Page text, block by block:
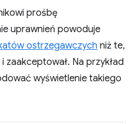
prośbę
uprawnień powoduje
ostrzegawczych niż te,
zaakceptował. Na przykład
wyświetlenie takiego